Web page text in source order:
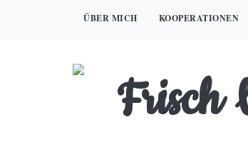
ÜBER MICH KOOPERATIONEN